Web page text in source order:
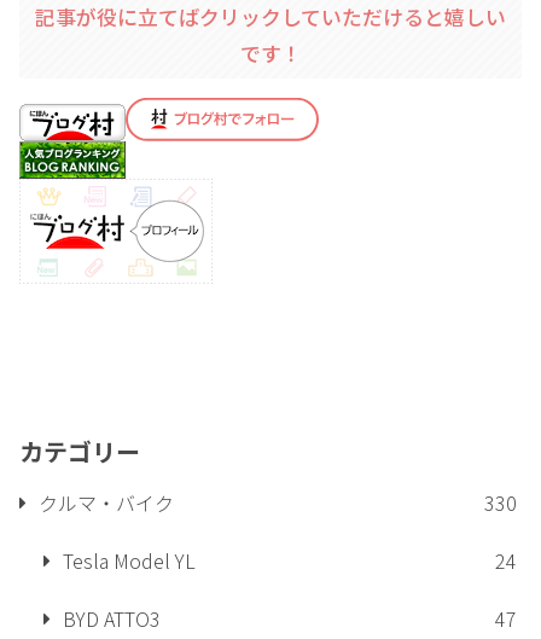
記事が役に立てばクリックしていただけると嬉しい
です！
カテゴリー
クルマ・バイク
330
Tesla Model YL
24
BYD ATTO3
47